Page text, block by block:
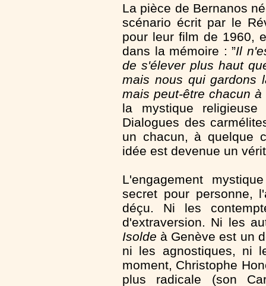
La pièce de Bernanos
scénario écrit par le
pour leur film de 1960,
dans la mémoire : ”Il
de s'élever plus haut
mais nous qui gardons
mais peut-être chacun
la mystique
Dialogues des
un chacun, à quelque
idée est devenue un
L'engagement
secret pour personne,
déçu. Ni les
d'extraversion. Ni les
Isolde à Genève est un
ni les agnostiques, ni
moment, Christophe
plus radicale (son